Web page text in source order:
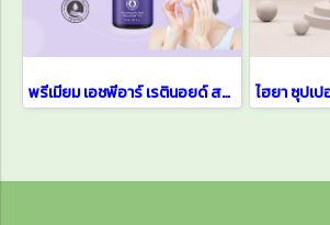
พรีเมียม เอชพีอาร์ เรตินอยด์ สกิน บูสเตอร์ เซรั่มบำรุงผิวหน้า